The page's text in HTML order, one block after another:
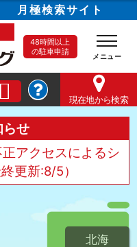
月極検索サイト
48時間以上
の駐車申請
現在地から検索
らせ
アクセスによるシ
更新:8/5）
北海